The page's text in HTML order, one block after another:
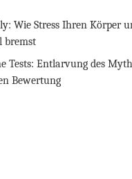
Wie Stress Ihren Körper
bremst
Tests: Entlarvung des
Bewertung